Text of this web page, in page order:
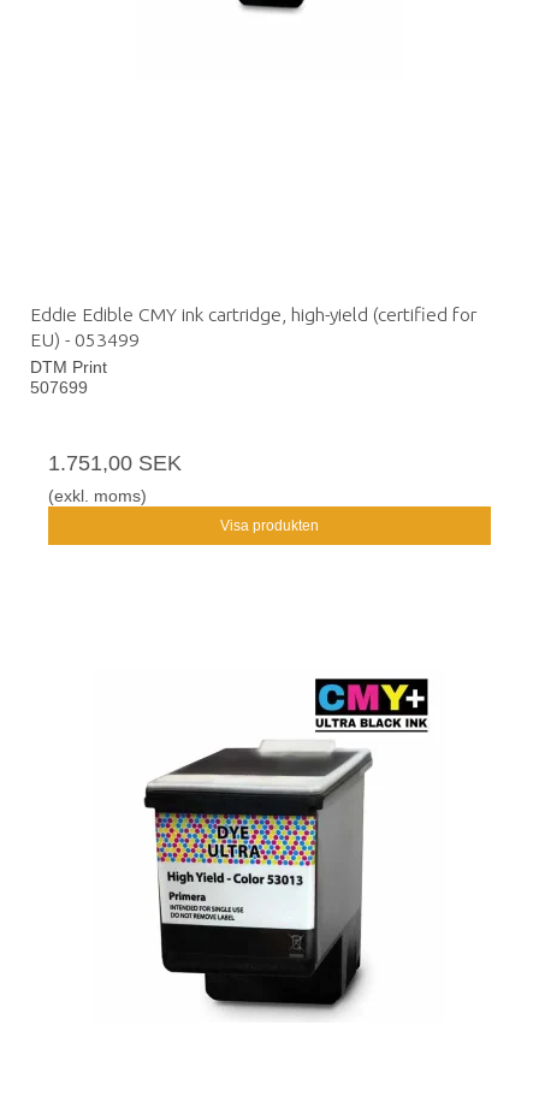
Eddie Edible CMY ink cartridge, high-yield (certified for
EU) - 053499
DTM Print
507699
1.751,00 SEK
(exkl. moms)
Visa produkten